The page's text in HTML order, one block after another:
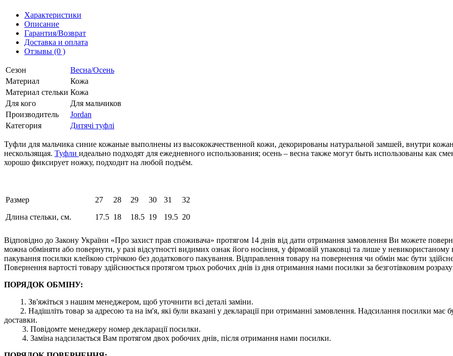
Характеристики
Описание
Гарантия/Возврат
Доставка и оплата
Отзывы (0 )
Сезон
Весна/Осень
Материал
Кожа
Материал стельки Кожа
Для кого
Для мальчиков
Производитель
Jordan
Категория
Дитячі туфлі
Туфли для мальчика синие кожаные выполнены из высококачественной кожи, декорированы натуральной замшей, внутри
нескользящая. Туфли идеально подходят для ежедневного использования; осень – весна также могут быть использованы как
хорошо фиксирует ножку, подходит на любой подъём.
Размер 27 28 29 30 31
32
Длина стельки, см.
17.5 18 18.5 19 19.5 20
Відповідно до Закону України «Про захист прав споживача» протягом 14 днів від дати отримання замовлення Ви можете
можна обміняти або повернути, у разі відсутності видимих ​​ознак його носіння, у фірмовій упаковці та лише у
пакування посилки клейкою стрічкою без додаткового пакування. Відправлення товару на повернення чи обмін має бути
Повернення вартості товару здійснюється протягом трьох робочих днів із дня отримання нами посилки за безготівковим
ПОРЯДОК ОБМІНУ:
1. Зв'яжіться з нашим менеджером, щоб уточнити всі деталі заміни.
2. Надішліть товар за адресою та на ім'я, які були вказані у декларації при отриманні замовлення. Надсилання посилки
доставки.
3. Повідомте менеджеру номер декларації посилки.
4. Заміна надсилається Вам протягом двох робочих днів, після отримання нами посилки.